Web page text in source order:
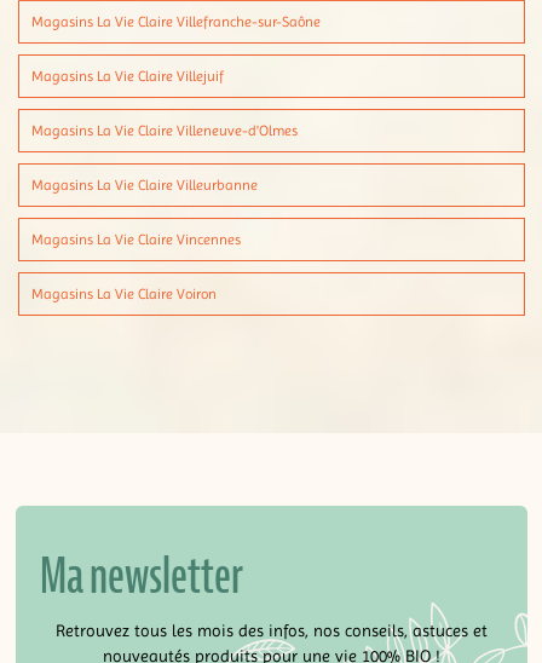
Magasins La Vie Claire Villefranche-sur-Saône
Magasins La Vie Claire Villejuif
Magasins La Vie Claire Villeneuve-d'Olmes
Magasins La Vie Claire Villeurbanne
Magasins La Vie Claire Vincennes
Magasins La Vie Claire Voiron
Ma newsletter
Retrouvez tous les mois des infos, nos conseils, astuces et
nouveautés produits pour une vie 100% BIO !